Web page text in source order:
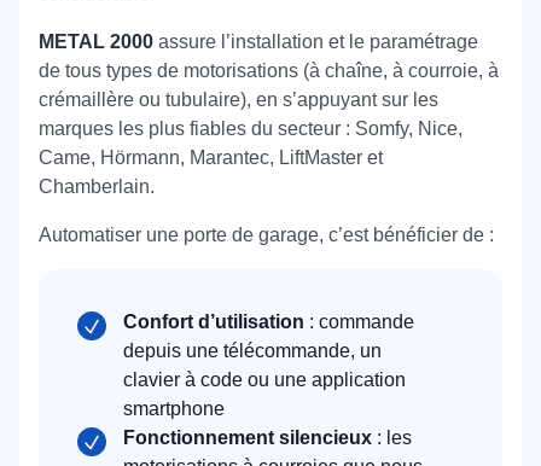
METAL 2000 assure l’installation et le paramétrage
de tous types de motorisations (à chaîne, à courroie, à
crémaillère ou tubulaire), en s’appuyant sur les
marques les plus fiables du secteur : Somfy, Nice,
Came, Hörmann, Marantec, LiftMaster et
Chamberlain.
Automatiser une porte de garage, c’est bénéficier de :
Confort d’utilisation : commande
depuis une télécommande, un
clavier à code ou une application
smartphone
Fonctionnement silencieux : les